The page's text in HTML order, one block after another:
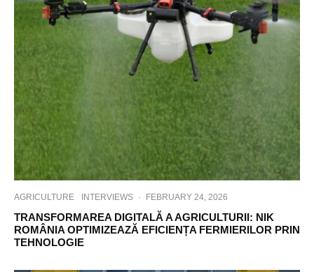
AGRICULTURE INTERVIEWS · FEBRUARY 24, 2026
TRANSFORMAREA DIGITALĂ A AGRICULTURII: NIK
ROMÂNIA OPTIMIZEAZĂ EFICIENȚA FERMIERILOR PRIN
TEHNOLOGIE